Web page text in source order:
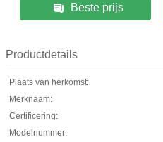
Beste prijs
Productdetails
Plaats van herkomst:
Merknaam:
Certificering:
Modelnummer: